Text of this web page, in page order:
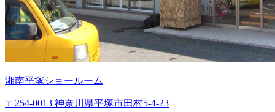
湘南平塚ショールーム
〒254-0013 神奈川県平塚市田村5-4-23